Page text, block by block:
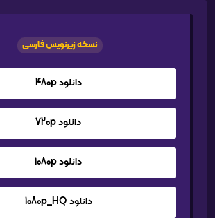
نسخه زیرنویس فارسی
دانلود 480p
دانلود 720p
دانلود 1080p
دانلود 1080p_HQ